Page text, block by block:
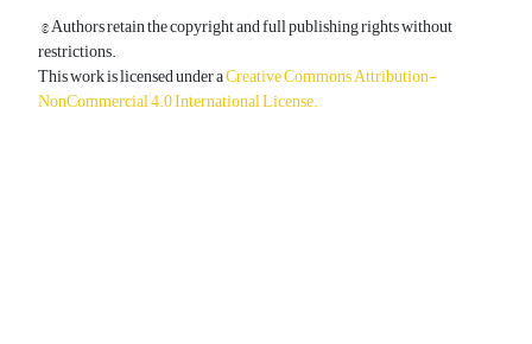
© Authors retain the copyright and full publishing rights without
restrictions.
This work is licensed under aCreative Commons Attribution-
NonCommercial 4.0 International License.